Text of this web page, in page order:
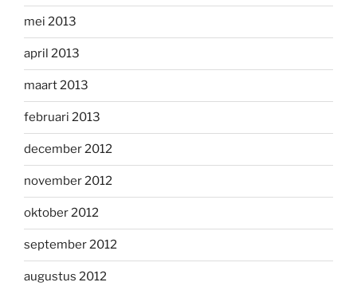
mei 2013
april 2013
maart 2013
februari 2013
december 2012
november 2012
oktober 2012
september 2012
augustus 2012